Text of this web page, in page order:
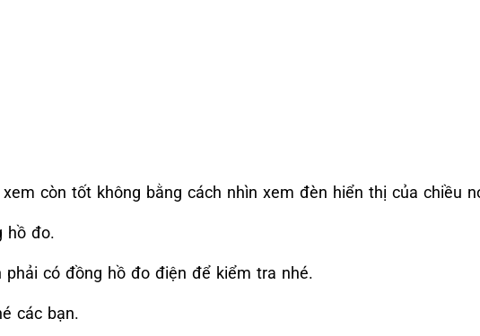
còn tốt không bằng cách nhìn xem đèn hiển thị của chiều
hồ đo.
có đồng hồ đo điện để kiểm tra nhé.
các bạn.